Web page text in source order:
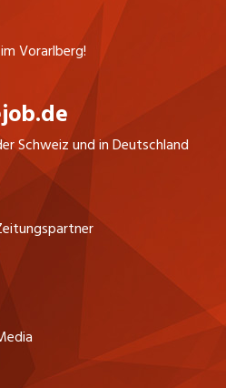
Vorarlberg!
Schweiz und in Deutschland